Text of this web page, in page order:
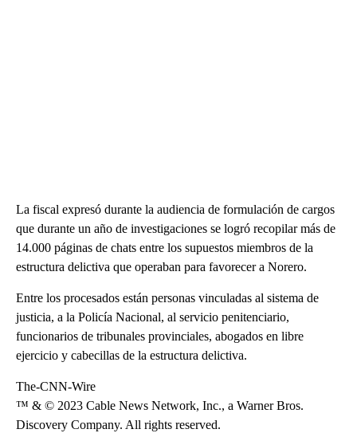
La fiscal expresó durante la audiencia de formulación de cargos
que durante un año de investigaciones se logró recopilar más de
14.000 páginas de chats entre los supuestos miembros de la
estructura delictiva que operaban para favorecer a Norero.
Entre los procesados están personas vinculadas al sistema de
justicia, a la Policía Nacional, al servicio penitenciario,
funcionarios de tribunales provinciales, abogados en libre
ejercicio y cabecillas de la estructura delictiva.
The-CNN-Wire
™ & © 2023 Cable News Network, Inc., a Warner Bros.
Discovery Company. All rights reserved.